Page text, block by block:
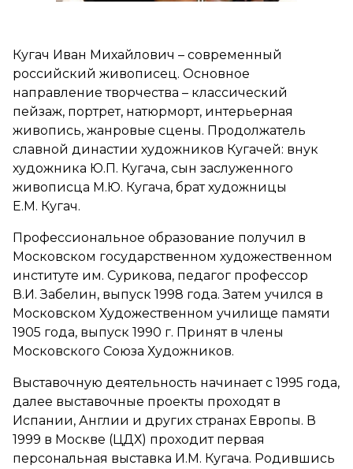
Кугач Иван Михайлович – современный
российский живописец. Основное
направление творчества – классический
пейзаж, портрет, натюрморт, интерьерная
живопись, жанровые сцены. Продолжатель
славной династии художников Кугачей: внук
художника Ю.П. Кугача, сын заслуженного
живописца М.Ю. Кугача, брат художницы
Е.М. Кугач.
Профессиональное образование получил в
Московском государственном художественном
институте им. Сурикова, педагог профессор
В.И. Забелин, выпуск 1998 года. Затем учился в
Московском Художественном училище памяти
1905 года, выпуск 1990 г. Принят в члены
Московского Союза Художников.
Выставочную деятельность начинает с 1995 года,
далее выставочные проекты проходят в
Испании, Англии и других странах Европы. В
1999 в Москве (ЦДХ) проходит первая
персональная выставка И.М. Кугача. Родившись